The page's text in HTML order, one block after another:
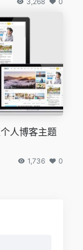
人博客主题
1,736 0